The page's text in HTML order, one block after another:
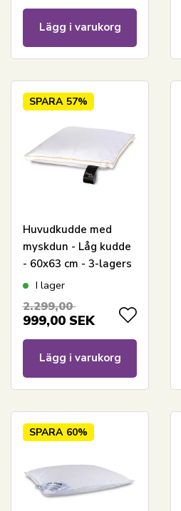
Lägg i varukorg
SPARA 57%
Huvudkudde med
myskdun - Låg kudde
- 60x63 cm - 3-lagers
dunkudde - Premium
I lager
2.299,00
999,00 SEK
Lägg i varukorg
SPARA 60%